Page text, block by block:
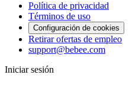
Política de privacidad
Términos de uso
Configuración de cookies
Retirar ofertas de empleo
support@bebee.com
Iniciar sesión